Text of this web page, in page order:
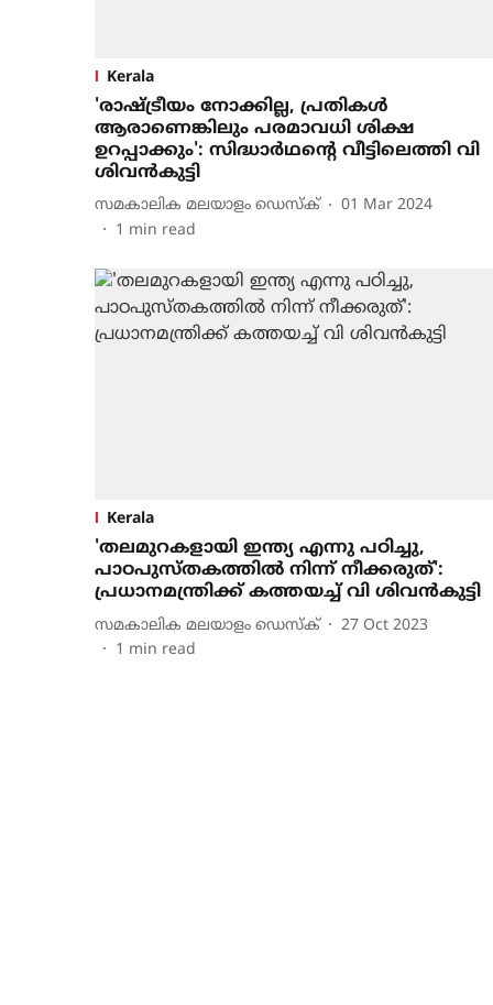
Kerala
'രാഷ്ട്രീയം നോക്കില്ല, പ്രതികൾ
ആരാണെങ്കിലും പരമാവധി ശിക്ഷ
ഉറപ്പാക്കും': സിദ്ധാർഥന്റെ വീട്ടിലെത്തി വി
ശിവൻകുട്ടി
സമകാലിക മലയാളം ഡെസ്ക്
01 Mar 2024
1 min read
Kerala
'തലമുറകളായി ഇന്ത്യ എന്നു പഠിച്ചു,
പാഠപുസ്തകത്തിൽ നിന്ന് നീക്കരുത്':
പ്രധാനമന്ത്രിക്ക് കത്തയച്ച് വി ശിവൻകുട്ടി
സമകാലിക മലയാളം ഡെസ്ക്
27 Oct 2023
1 min read